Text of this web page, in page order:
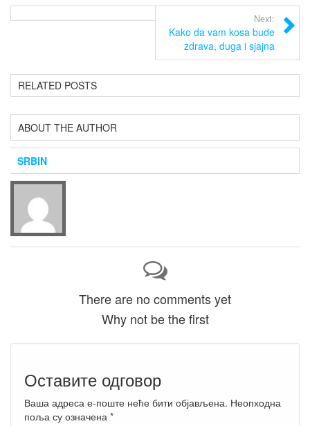
Next:
Kako da vam kosa bude
zdrava, duga i sjajna
RELATED POSTS
ABOUT THE AUTHOR
SRBIN
There are no comments yet
Why not be the first
Оставите одговор
Ваша адреса е-поште неће бити објављена. Неопходна
поља су означена *